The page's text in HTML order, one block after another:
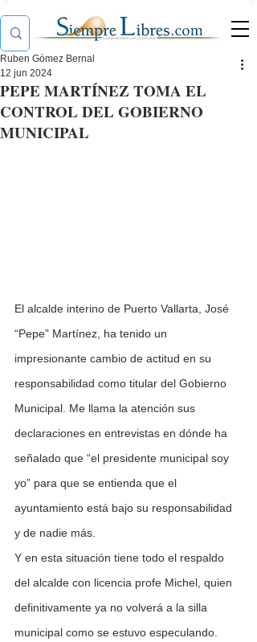
PEPE MARTÍNEZ TOMA EL
CONTROL DEL GOBIERNO
MUNICIPAL
Ruben Gómez Bernal
12 jun 2024
El alcalde interino de Puerto Vallarta, José
“Pepe” Martínez, ha tenido un
impresionante cambio de actitud en su
responsabilidad como titular del Gobierno
Municipal. Me llama la atención sus
declaraciones en entrevistas en dónde ha
señalado que “el presidente municipal soy
yo” para que se entienda que el
ayuntamiento está bajo su responsabilidad
y de nadie más.
Y en esta situación tiene todo el respaldo
del alcalde con licencia profe Michel, quien
definitivamente ya no volverá a la silla
municipal como se estuvo especulando.